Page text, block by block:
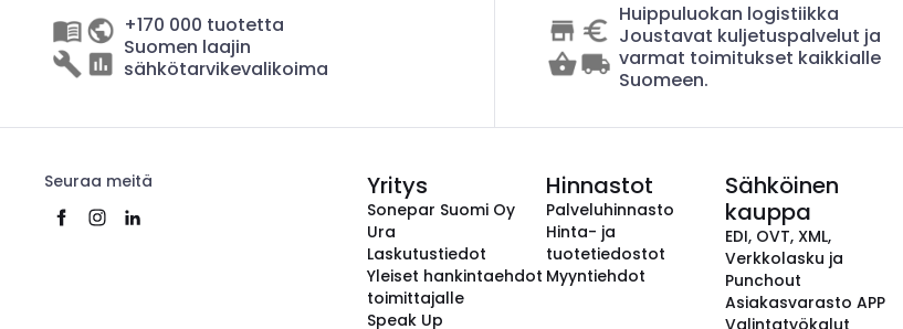
+170 000 tuotetta
Suomen laajin
sähkötarvikevalikoima
Huippuluokan logistiikka
Joustavat kuljetuspalvelut ja
varmat toimitukset kaikkialle
Suomeen.
Seuraa meitä Yritys
Sonepar Suomi Oy
Ura
Laskutustiedot
Yleiset hankintaehdot
toimittajalle
Speak Up
Hinnastot
Palveluhinnasto
Hinta- ja
tuotetiedostot
Myyntiehdot
Sähköinen
kauppa
EDI, OVT, XML,
Verkkolasku ja
Punchout
Asiakasvarasto APP
Valintatyökalut